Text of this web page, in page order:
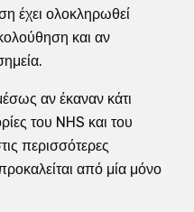
έχει ολοκληρωθεί
και αν
αν έκαναν κάτι
του NHS και του
περισσότερες
από μία μόνο